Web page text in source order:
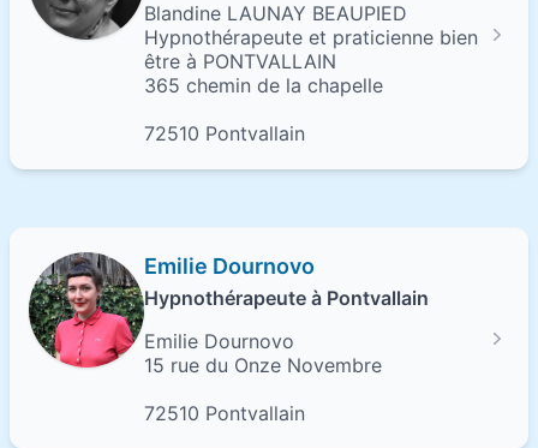
Blandine LAUNAY BEAUPIED
Hypnothérapeute et praticienne bien
être à PONTVALLAIN
365 chemin de la chapelle
72510 Pontvallain
Emilie Dournovo
Hypnothérapeute à Pontvallain
Emilie Dournovo
15 rue du Onze Novembre
72510 Pontvallain